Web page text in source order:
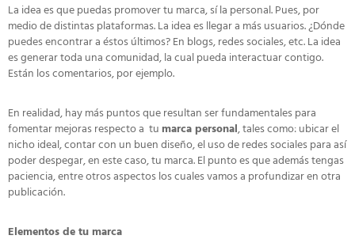
La idea es que puedas promover tu marca, sí la personal. Pues, por
medio de distintas plataformas. La idea es llegar a más usuarios. ¿Dónde
puedes encontrar a éstos últimos? En blogs, redes sociales, etc. La idea
es generar toda una comunidad, la cual pueda interactuar contigo.
Están los comentarios, por ejemplo.
En realidad, hay más puntos que resultan ser fundamentales para
fomentar mejoras respecto a tumarca personal, tales como: ubicar el
nicho ideal, contar con un buen diseño, el uso de redes sociales para así
poder despegar, en este caso, tu marca. El punto es que además tengas
paciencia, entre otros aspectos los cuales vamos a profundizar en otra
publicación.
Elementos de tu marca